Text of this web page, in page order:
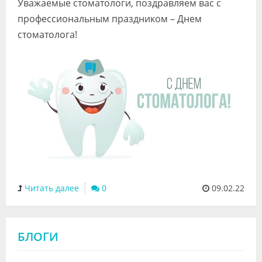
Видео
Форум
Специалисты
Уважаемые стоматологи, поздравляем вас с
профессиональным праздником – Днем
стоматолога!
Читать далее 0 09.02.22
БЛОГИ